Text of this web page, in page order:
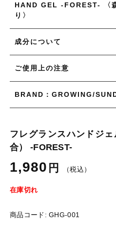
HAND GEL -FOREST- 〈
り〉
成分について
ご使用上の注意
BRAND：GROWING/
フレグランスハンドジ
合） -FOREST-
1,980 円 （税込）
在庫切れ
商品コード:GHG-001
カトラリー/食器
ファッション
布ナプキン
雑貨
ギフトラッピング
その他
新着商品
セール
ラリー